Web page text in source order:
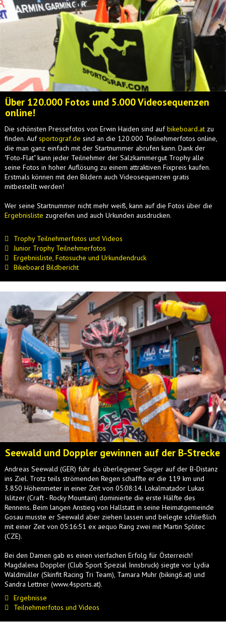
Über 120.000 Fotos und 5.000 Videosequenzen
online!
Die schönsten Pressefotos von Erwin Haiden sind aufbikeboard.at zu
finden. Aufsportograf.de sind an die 120.000 Teilnehmerfotos online,
die man ganz einfach mit der Startnummer abrufen kann. Dank der
"Foto-Flat" kann jeder Teilnehmer der Salzkammergut Trophy alle
seine Fotos in hoher Auflösung zu einem attraktiven Fixpreis kaufen.
Erstmals können mit den Bildern auch Videosequenzen gratis
mitbestellt werden!
Wer seine Startnummer nicht mehr weiß, kann auf die Fotos über die
Ergebnisliste zugreifen und auch Urkunden ausdrucken.
Trophy Teilnehmerfotos und Videos
Junior Trophy Teilnehmerfotos
Ergebnisliste, Fotosuche und Urkundendruck
Bikeboard Bildbericht
Seewald und Doppler gewinnen auf der B-Strecke
Andreas Seewald (GER) fuhr als überlegener Sieger auf der B-Distanz
ins Ziel. Trotz teils strömenden Regen schaffte er die 119 km und
3.850 Höhenmeter in einer Zeit von 05:08:14. Lokalmatador Lukas
Islitzer (Craft - Rocky Mountain) dominierte die erste Hälfte des
Rennens. Beim langen Anstieg von Hallstatt in seine Heimatgemeinde
Gosau musste er Seewald aber ziehen lassen und belegte schließlich
mit einer Zeit von 05:16:51 ex aequo Rang zwei mit Martin Splitec
(CZE).
Bei den Damen gab es einen vierfachen Erfolg für Österreich!
Magdalena Doppler (Club Sport Spezial Innsbruck) siegte vor Lydia
Waldmüller (Skinfit Racing Tri Team), Tamara Muhr (biking6.at) und
Sandra Lettner (www.4sports.at).
Ergebnisse
Teilnehmerfotos und Videos